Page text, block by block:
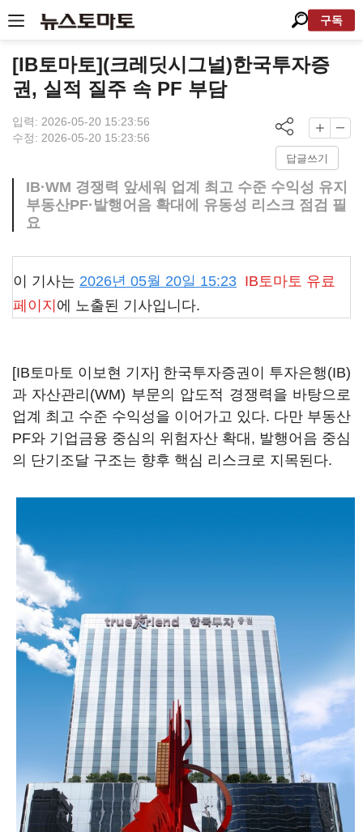
구독
[IB토마토](크레딧시그널)한국투자증
권, 실적 질주 속 PF 부담
입력: 2026-05-20 15:23:56
수정: 2026-05-20 15:23:56
답글쓰기
IB·WM 경쟁력 앞세워 업계 최고 수준 수익성 유지
부동산PF·발행어음 확대에 유동성 리스크 점검 필
요
이 기사는 2026년 05월 20일 15:23 IB토마토 유료
페이지 에 노출된 기사입니다.
[IB토마토 이보현 기자] 한국투자증권이 투자은행(IB)
과 자산관리(WM) 부문의 압도적 경쟁력을 바탕으로
업계 최고 수준 수익성을 이어가고 있다. 다만 부동산
PF와 기업금융 중심의 위험자산 확대, 발행어음 중심
의 단기조달 구조는 향후 핵심 리스크로 지목된다.